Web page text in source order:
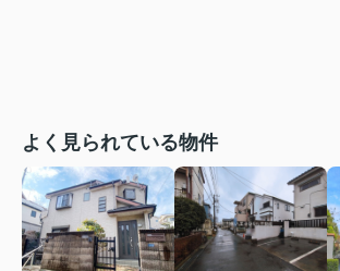
よく見られている物件